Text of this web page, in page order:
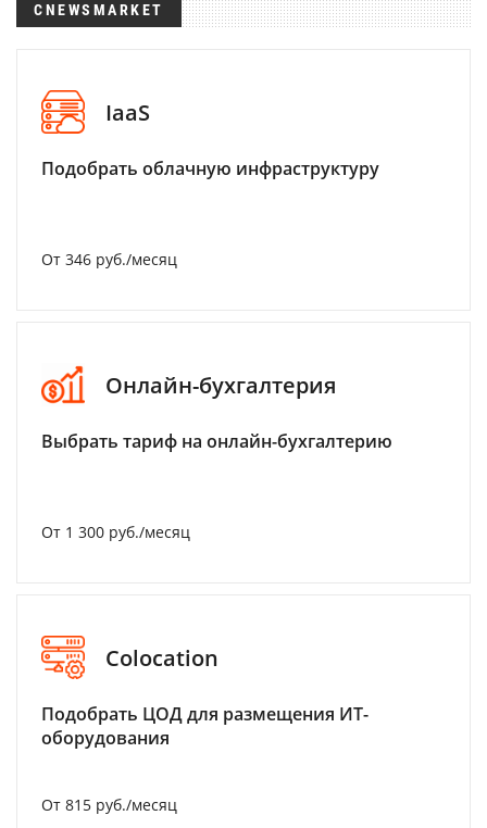
CNEWSMARKET
IaaS
Подобрать облачную инфраструктуру
От 346 руб./месяц
Онлайн-бухгалтерия
Выбрать тариф на онлайн-бухгалтерию
От 1 300 руб./месяц
Colocation
Подобрать ЦОД для размещения ИТ-
оборудования
От 815 руб./месяц